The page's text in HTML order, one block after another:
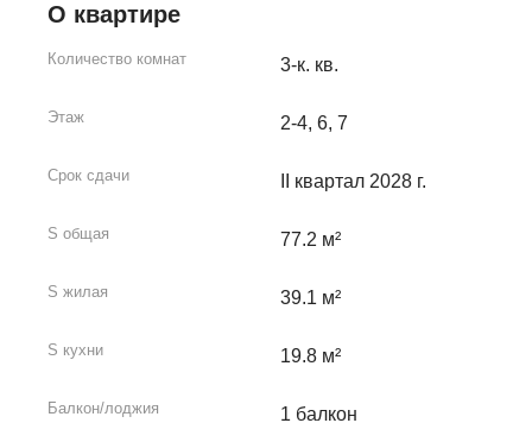
О квартире
Количество комнат 3-к. кв.
Этаж 2-4, 6, 7
Срок сдачи II квартал 2028 г.
S общая 77.2 м²
S жилая 39.1 м²
S кухни 19.8 м²
Балкон/лоджия 1 балкон